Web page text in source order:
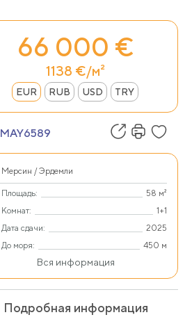
66 000 €
1138 €/м²
EUR RUB USD TRY
MAY6589
Мерсин / Эрдемли
Площадь:
58 м²
Комнат:
1+1
Дата сдачи:
2025
До моря:
450 м
Вся информация
Подробная информация